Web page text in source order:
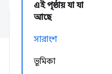
এই পৃষ্ঠায় যা যা
আছে
সারাংশ
ভূমিকা